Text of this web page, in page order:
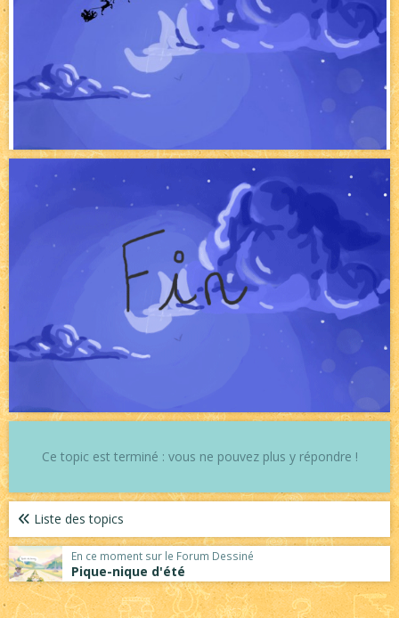
Ce topic est terminé : vous ne pouvez plus y répondre !
Liste des topics
En ce moment sur le Forum Dessiné
Pique-nique d'été